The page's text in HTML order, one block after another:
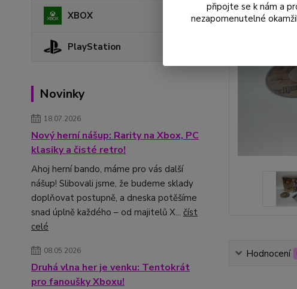
XBOX
PlayStation
Novinky
18.07.2026
Nový herní nášup: Rarity na Xbox, PC
klasiky a čisté retro!
Ahoj herní bando, máme pro vás další
nášup! Slibovali jsme, že budeme sklady
doplňovat postupně, a dneska potěšíme
snad úplně každého – od majitelů X... číst
celé
08.05.2026
Druhá vlna her je venku: Tentokrát
pro fanoušky Xboxu!
Hodnocení
připojte se k nám a
nezapomenutelné